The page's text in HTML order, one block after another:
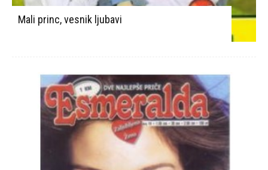
Mali princ, vesnik ljubavi